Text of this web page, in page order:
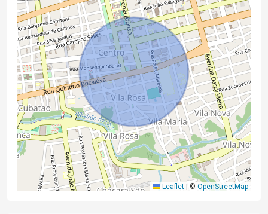
Leaflet | © OpenStreetMap